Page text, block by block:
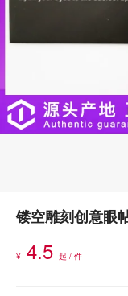
镂空雕刻创意眼
¥ 4.5 起 / 件